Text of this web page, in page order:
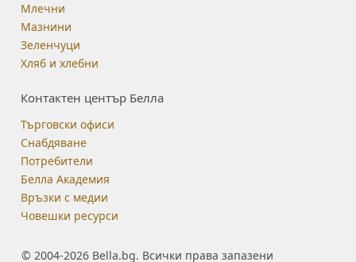
Млечни
Мазнини
Зеленчуци
Хляб и хлебни
Контактен център Белла
Търговски офиси
Снабдяване
Потребители
Белла Академия
Връзки с медии
Човешки ресурси
© 2004-2026 Bella.bg. Всички права запазени